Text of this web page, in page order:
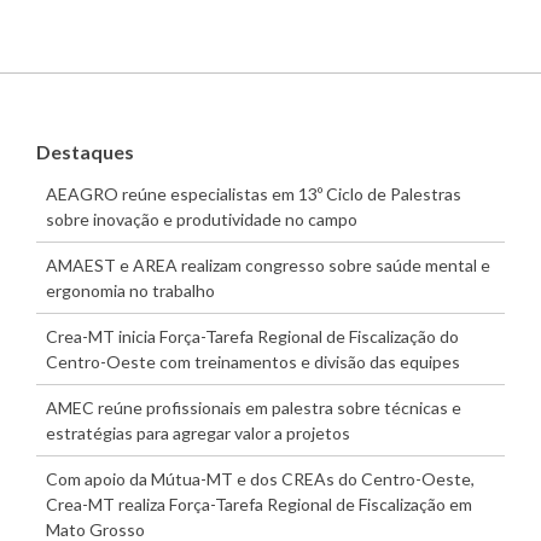
Destaques
AEAGRO reúne especialistas em 13º Ciclo de Palestras
sobre inovação e produtividade no campo
AMAEST e AREA realizam congresso sobre saúde mental e
ergonomia no trabalho
Crea-MT inicia Força-Tarefa Regional de Fiscalização do
Centro-Oeste com treinamentos e divisão das equipes
AMEC reúne profissionais em palestra sobre técnicas e
estratégias para agregar valor a projetos
Com apoio da Mútua-MT e dos CREAs do Centro-Oeste,
Crea-MT realiza Força-Tarefa Regional de Fiscalização em
Mato Grosso